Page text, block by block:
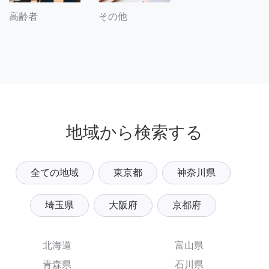
高齢者 その他
地域から検索する
全ての地域 東京都 神奈川県
埼玉県 大阪府 京都府
北海道
青森県
富山県
石川県